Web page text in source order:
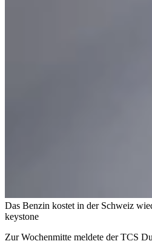
Das Benzin kostet in der Schweiz
keystone
Zur Wochenmitte meldete der TCS